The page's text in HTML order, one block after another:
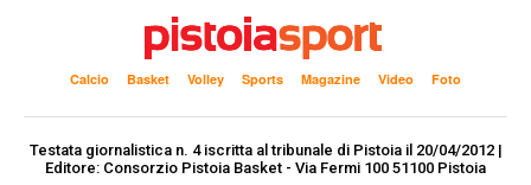
Calcio Basket Volley Sports Magazine Video Foto
Testata giornalistica n. 4 iscritta al tribunale di Pistoia il 20/04/2012 |
Editore: Consorzio Pistoia Basket - Via Fermi 100 51100 Pistoia